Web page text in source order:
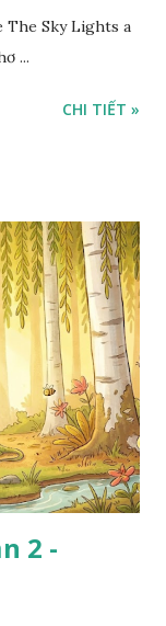
The Sky Lights a
...
CHI TIẾT »
2 -